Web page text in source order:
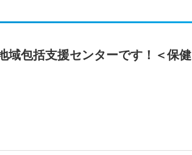
域包括支援センターです！＜保健